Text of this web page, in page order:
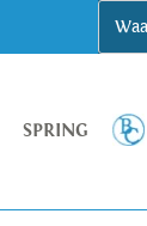
SPRING